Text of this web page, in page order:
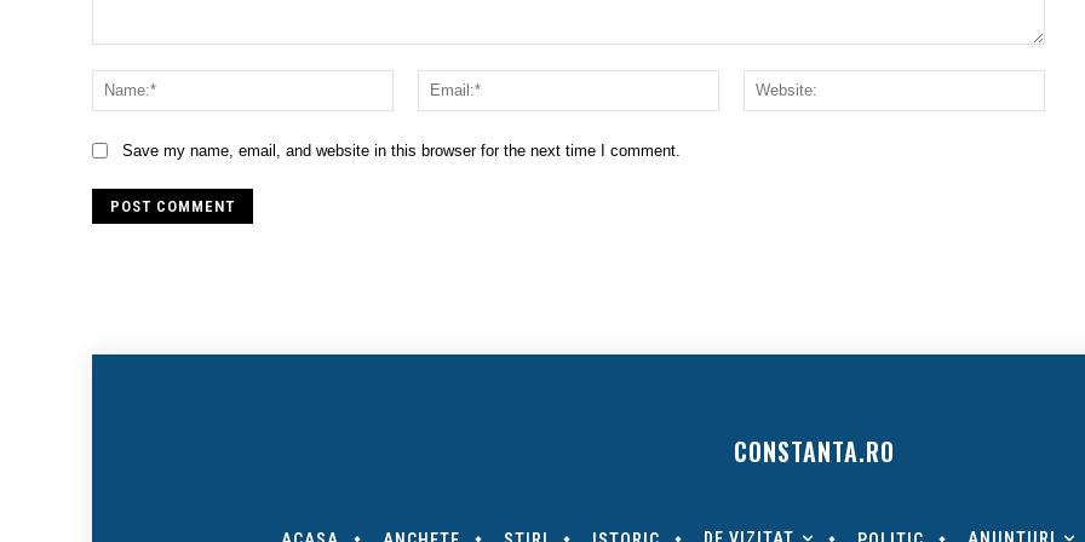
Name:*
Email:*
Save my name, email, and website in this browser for the next time I comment.
CONSTANTA.RO